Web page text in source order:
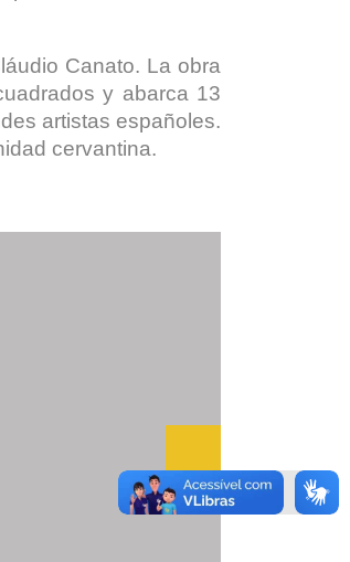
Canato. La obra
y abarca 13
artistas españoles.
cervantina.